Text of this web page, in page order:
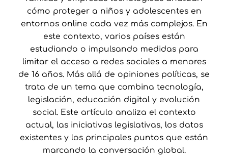
cómo proteger a niños y adolescentes en
entornos online cada vez más complejos. En
este contexto, varios países están
estudiando o impulsando medidas para
limitar el acceso a redes sociales a menores
de 16 años. Más allá de opiniones políticas, se
trata de un tema que combina tecnología,
legislación, educación digital y evolución
social. Este artículo analiza el contexto
actual, las iniciativas legislativas, los datos
existentes y los principales puntos que están
marcando la conversación global.